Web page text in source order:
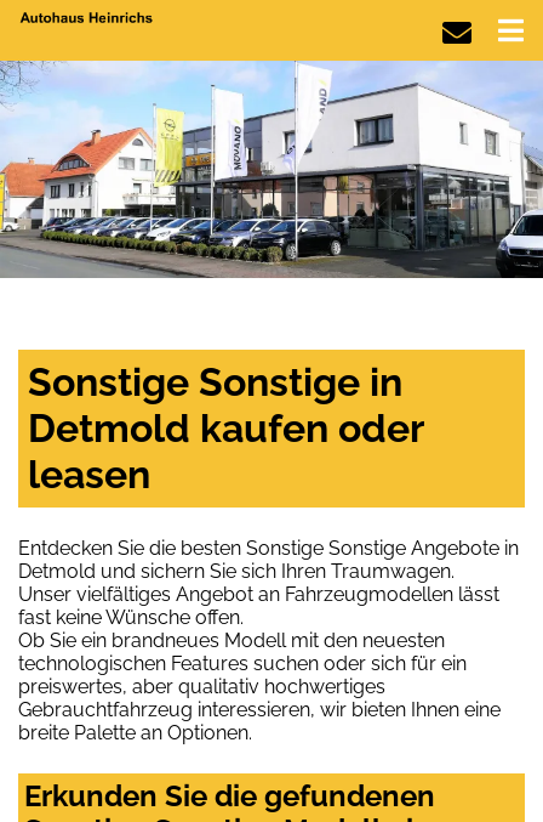
Sonstige Sonstige in
Detmold kaufen oder
leasen
Entdecken Sie die besten Sonstige Sonstige Angebote in
Detmold und sichern Sie sich Ihren Traumwagen.
Unser vielfältiges Angebot an Fahrzeugmodellen lässt
fast keine Wünsche offen.
Ob Sie ein brandneues Modell mit den neuesten
technologischen Features suchen oder sich für ein
preiswertes, aber qualitativ hochwertiges
Gebrauchtfahrzeug interessieren, wir bieten Ihnen eine
breite Palette an Optionen.
Erkunden Sie die gefundenen